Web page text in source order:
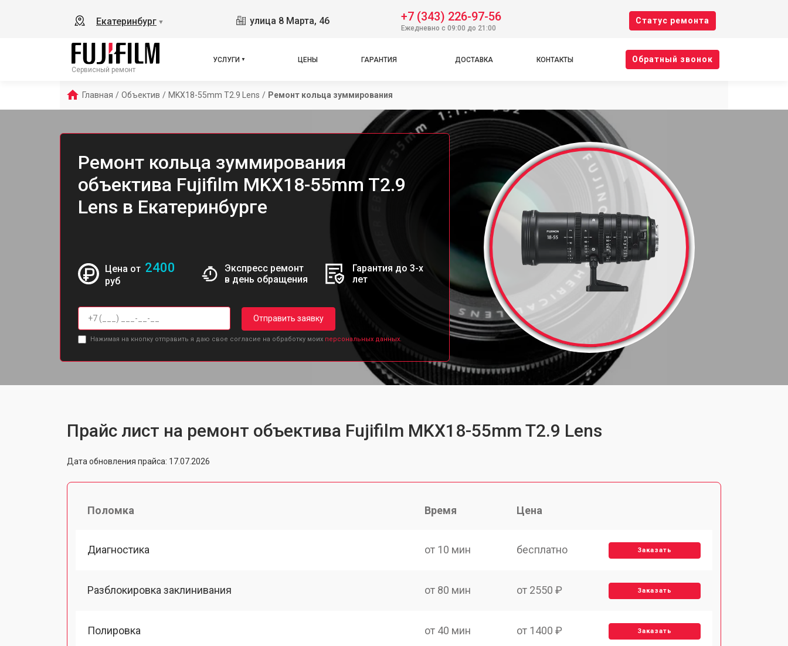
Екатеринбург ▼ улица 8 Марта, 46 +7 (343) 226-97-56
Ежедневно с 09:00 до 21:00
Cтатус ремонта
Сервисный ремонт
УСЛУГИ ЦЕНЫ ГАРАНТИЯ ДОСТАВКА КОНТАКТЫ Oбратный звонок
Главная / Объектив / MKX18-55mm T2.9 Lens / Ремонт кольца зуммирования
Ремонт кольца зуммирования
объектива Fujifilm MKX18-55mm T2.9
Lens в Екатеринбурге
Цена от 2400
руб
Экспресс ремонт
в день обращения
Гарантия до 3-х
лет
Отправить заявку
Нажимая на кнопку отправить я даю свое согласие на обработку моих персональных данных.
Прайс лист на ремонт объектива Fujifilm MKX18-55mm T2.9 Lens
Дата обновления прайса: 17.07.2026
Поломка Время Цена
Диагностика от 10 мин бесплатно Заказать
Разблокировка заклинивания от 80 мин от 2550 ₽ Заказать
Полировка от 40 мин от 1400 ₽ Заказать